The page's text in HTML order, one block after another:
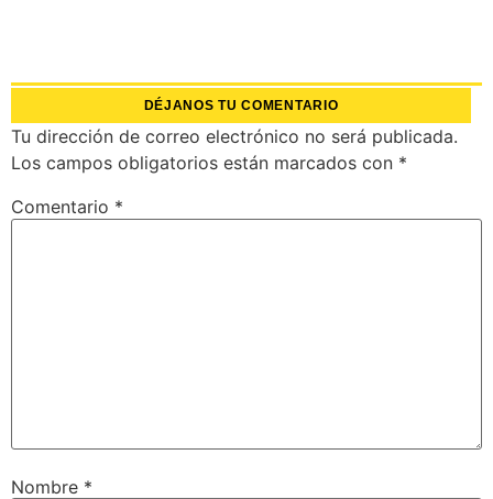
DÉJANOS TU COMENTARIO
Tu dirección de correo electrónico no será publicada.
Los campos obligatorios están marcados con *
Comentario *
Nombre *